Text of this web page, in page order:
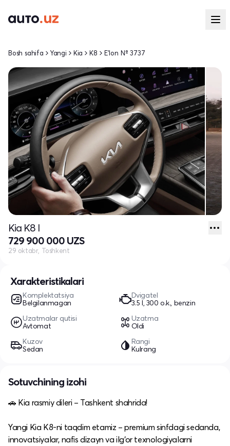
Xarakteristikalari
Komplektatsiya
Belgilanmagan
Dvigatel
3.5 l, 300 o.k., benzin
Uzatmalar qutisi
Avtomat
Uzatma
Oldi
Kuzov
Sedan
Rangi
Kulrang
Bosh sahifa Yangi Kia K8 E'lon № 3737
Kia K8 I
729 900 000 UZS
29 oktabr, Toshkent
Sotuvchining izohi
🚗 Kia rasmiy dileri – Tashkent shahrida!
Yangi Kia K8-ni taqdim etamiz – premium sinfdagi sedanda,
innovatsiyalar, nafis dizayn va ilg‘or texnologiyalarni